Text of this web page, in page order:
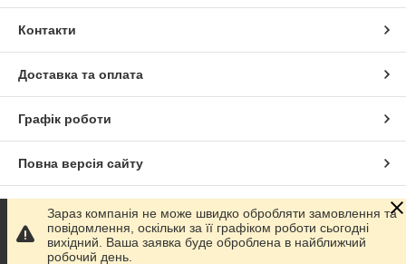
Контакти
Доставка та оплата
Графік роботи
Повна версія сайту
Сайт створено на маркетплейсі Prom.ua
Політика конфіденційності
Зараз компанія не може швидко обробляти замовлення та
повідомлення, оскільки за її графіком роботи сьогодні
вихідний. Ваша заявка буде оброблена в найближчий
робочий день.